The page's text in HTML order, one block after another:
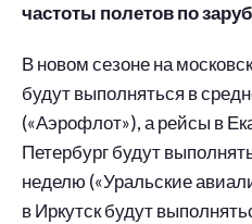
частоты полетов по
В новом сезоне на
будут выполняться в
(«Аэрофлот»), а рейсы в
Петербург будут
неделю («Уральские
в Иркутск будут